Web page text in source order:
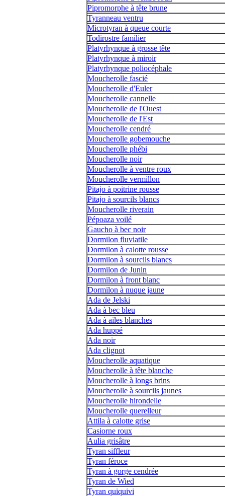
Pipromorphe à tête brune
Tyranneau ventru
Microtyran à queue courte
Todirostre familier
Platyrhynque à grosse tête
Platyrhynque à miroir
Platyrhynque poliocéphale
Moucherolle fascié
Moucherolle d'Euler
Moucherolle cannelle
Moucherolle de l'Ouest
Moucherolle de l'Est
Moucherolle cendré
Moucherolle gobemouche
Moucherolle phébi
Moucherolle noir
Moucherolle à ventre roux
Moucherolle vermillon
Pitajo à poitrine rousse
Pitajo à sourcils blancs
Moucherolle riverain
Pépoaza voilé
Gaucho à bec noir
Dormilon fluviatile
Dormilon à calotte rousse
Dormilon à sourcils blancs
Dormilon de Junin
Dormilon à front blanc
Dormilon à nuque jaune
Ada de Jelski
Ada à bec bleu
Ada à ailes blanches
Ada huppé
Ada noir
Ada clignot
Moucherolle aquatique
Moucherolle à tête blanche
Moucherolle à longs brins
Moucherolle à sourcils jaunes
Moucherolle hirondelle
Moucherolle querelleur
Attila à calotte grise
Casiorne roux
Aulia grisâtre
Tyran siffleur
Tyran féroce
Tyran à gorge cendrée
Tyran de Wied
Tyran quiquivi